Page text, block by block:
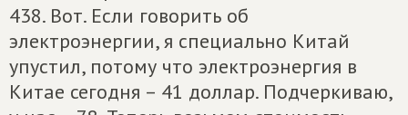
438. Вот. Если говорить об
электроэнергии, я специально Китай
упустил, потому что электроэнергия в
Китае сегодня – 41 доллар. Подчеркиваю,